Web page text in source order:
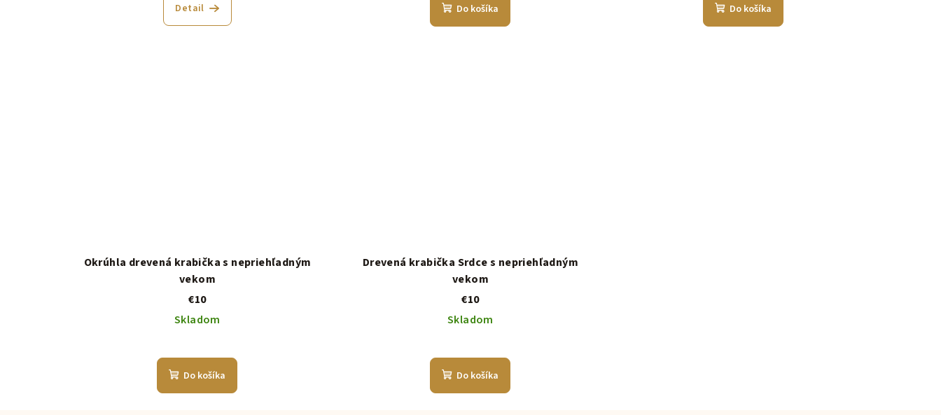
Detail Do košíka Do košíka
Okrúhla drevená krabička s nepriehľadným
vekom
€10
Skladom
Do košíka
Drevená krabička Srdce s nepriehľadným
vekom
€10
Skladom
Do košíka